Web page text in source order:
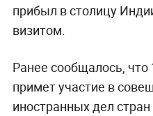
прибыл в столицу
визитом.
Ранее сообщалось,
примет участие в
иностранных дел